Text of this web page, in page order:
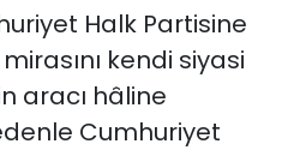
Halk Partisine
kendi siyasi
aracı hâline
Cumhuriyet